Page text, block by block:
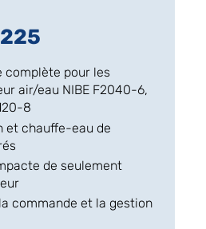
complète pour les
air/eau NIBE F2040-6,
8
et chauffe-eau de
de seulement
commande et la gestion